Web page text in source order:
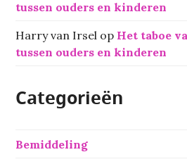
tussen ouders en kinderen
Harry van Irsel op Het taboe
tussen ouders en kinderen
Categorieën
Bemiddeling